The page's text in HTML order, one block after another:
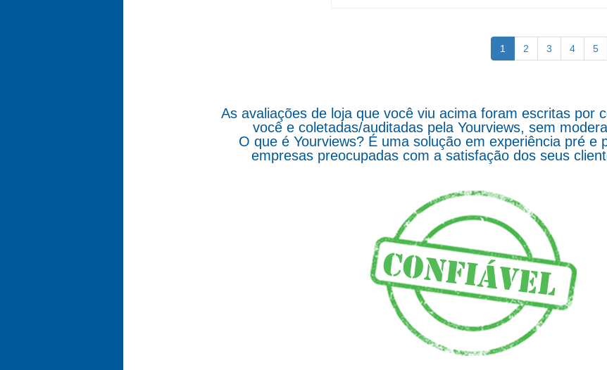
1 2 3 4 5
As avaliações de loja que você viu acima foram escritas por
você e coletadas/auditadas pela Yourviews, sem
O que é Yourviews? É uma solução em experiência pré e
empresas preocupadas com a satisfação dos seus